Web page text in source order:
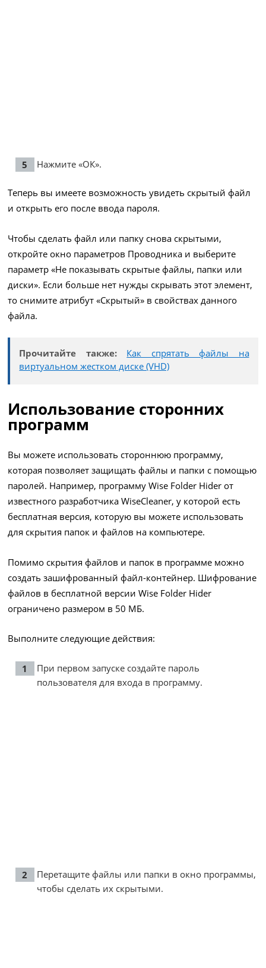
Нажмите «ОК».
Теперь вы имеете возможность увидеть скрытый файл
и открыть его после ввода пароля.
Чтобы сделать файл или папку снова скрытыми,
откройте окно параметров Проводника и выберите
параметр «Не показывать скрытые файлы, папки или
диски». Если больше нет нужды скрывать этот элемент,
то снимите атрибут «Скрытый» в свойствах данного
файла.
Прочитайте также:
Как спрятать файлы на
виртуальном жестком диске (VHD)
Использование сторонних
программ
Вы можете использовать стороннюю программу,
которая позволяет защищать файлы и папки с помощью
паролей. Например, программу Wise Folder Hider от
известного разработчика WiseCleaner, у которой есть
бесплатная версия, которую вы можете использовать
для скрытия папок и файлов на компьютере.
Помимо скрытия файлов и папок в программе можно
создать зашифрованный файл-контейнер. Шифрование
файлов в бесплатной версии Wise Folder Hider
ограничено размером в 50 МБ.
Выполните следующие действия:
При первом запуске создайте пароль
пользователя для входа в программу.
Перетащите файлы или папки в окно программы,
чтобы сделать их скрытыми.